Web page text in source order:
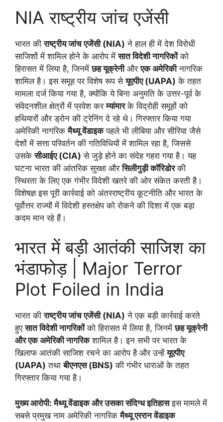
NIA राष्ट्रीय जांच एजेंसी
भारत कीराष्ट्रीय जांच एजेंसी (NIA) ने हाल ही में देश विरोधी
साजिशों में शामिल होने के आरोप मेंसात विदेशी नागरिकोंको
हिरासत में लिया है, जिनमेंछह यूक्रेनीऔरएक अमेरिकीनागरिक
शामिल है। इस समूह पर विशेष रूप सेयूएपीए (UAPA) के तहत
मामला दर्ज किया गया है, क्योंकि ये बिना अनुमति के उत्तर-पूर्व के
संवेदनशील क्षेत्रों में प्रवेश करम्यांमारके विद्रोही समूहों को
हथियारों और ड्रोन की ट्रेनिंग दे रहे थे। गिरफ्तार किया गया
अमेरिकी नागरिकमैथ्यू वेंडाइकपहले भी लीबिया और सीरिया जैसे
देशों में सत्ता परिवर्तन की गतिविधियों में शामिल रहा है, जिससे
उसकेसीआईए (CIA) से जुड़े होने का संदेह गहरा गया है। यह
घटना भारत की आंतरिक सुरक्षा औरसिलीगुड़ी कॉरिडोरकी
स्थिरता के लिए एक गंभीर विदेशी खतरे की ओर संकेत करती है।
विशेषज्ञ इस पूरी कार्रवाई को अंतरराष्ट्रीय कूटनीति और भारत के
पूर्वोत्तर राज्यों में विदेशी हस्तक्षेप को रोकने की दिशा में एक बड़ा
कदम मान रहे हैं।
भारत में बड़ी आतंकी साजिश का
भंडाफोड़ | Major Terror
Plot Foiled in India
भारत कीराष्ट्रीय जांच एजेंसी (NIA) ने एक बड़ी कार्रवाई करते
हुएसात विदेशी नागरिकोंको हिरासत में लिया है, जिनमेंछह यूक्रेनी
और एक अमेरिकी नागरिकशामिल है। इन सभी पर भारत के
खिलाफ आतंकी साजिश रचने का आरोप है और उन्हेंयूएपीए
(UAPA) तथाबीएनएस (BNS) की गंभीर धाराओं के तहत
गिरफ्तार किया गया है।
मुख्य आरोपी: मैथ्यू वेंडाइक और उसका संदिग्ध इतिहासइस मामले में
सबसे प्रमुख नाम अमेरिकी नागरिकमैथ्यू एररान वेंडाइक